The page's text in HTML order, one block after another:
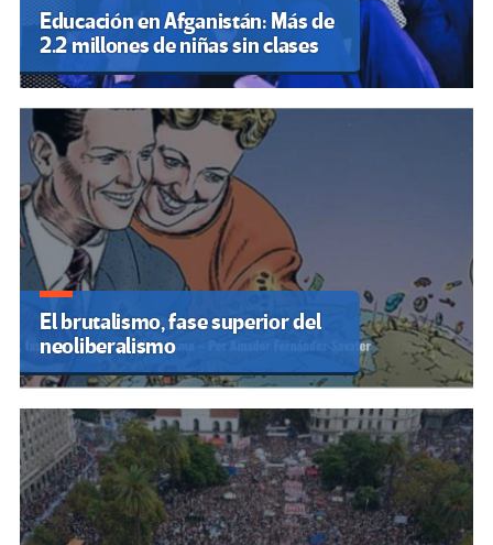
Educación en Afganistán: Más de
2.2 millones de niñas sin clases
El brutalismo, fase superior del
neoliberalismo